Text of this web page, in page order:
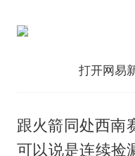
打开网易
跟火箭同处西南
可以说是连续捡